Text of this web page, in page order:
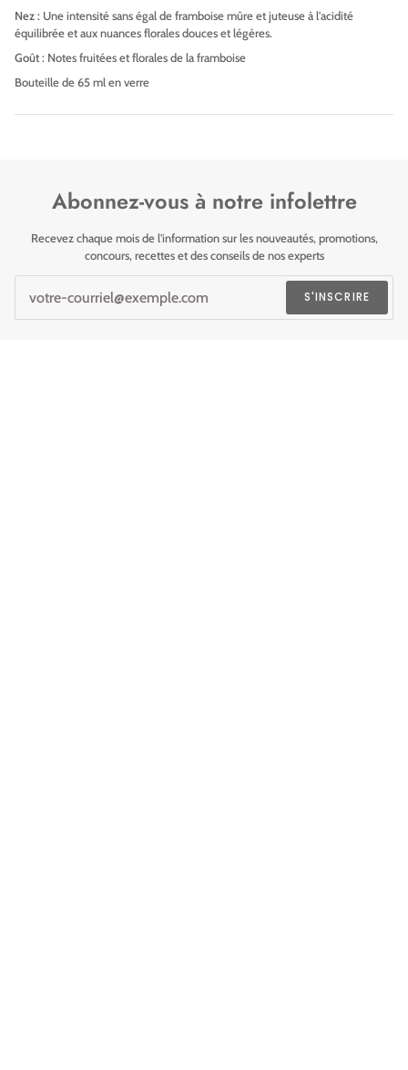
Nez : Une intensité sans égal de framboise mûre et juteuse à l'acidité
équilibrée et aux nuances florales douces et légères.
Goût: Notes fruitées et florales de la framboise
Bouteille de 65 ml en verre
Abonnez-vous à notre infolettre
Recevez chaque mois de l'information sur les nouveautés, promotions,
concours, recettes et des conseils de nos experts
S'INSCRIRE